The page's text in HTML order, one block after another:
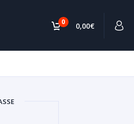
0 0,00€